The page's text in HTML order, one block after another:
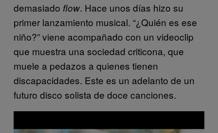
demasiado flow. Hace unos días hizo su
primer lanzamiento musical. “¿Quién es ese
niño?” viene acompañado con un videoclip
que muestra una sociedad criticona, que
muele a pedazos a quienes tienen
discapacidades. Este es un adelanto de un
futuro disco solista de doce canciones.
a